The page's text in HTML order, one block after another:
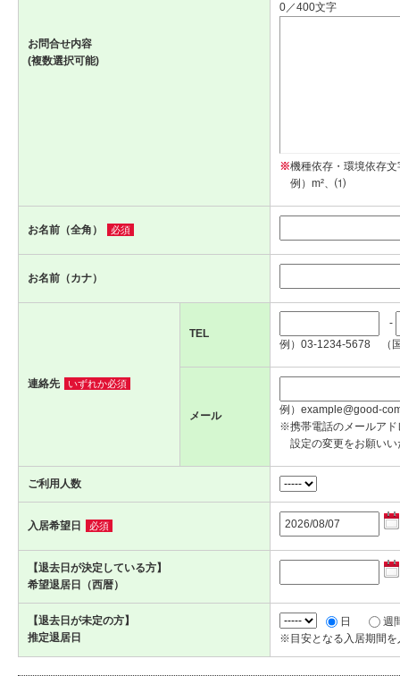
お問合せ内容
(複数選択可能)
0／400文字
※機種依存・環境依存
例）m²、⑴
お名前（全角） 必須
お名前（カナ）
連絡先 いずれか必須
TEL
-
例）03-1234-5678 （
メール
例）example@good-
※携帯電話のメールアド
設定の変更をお願いい
ご利用人数
入居希望日 必須
【退去日が決定している方】
希望退居日（西暦）
【退去日が未定の方】
推定退居日
日
週
※目安となる入居期間を